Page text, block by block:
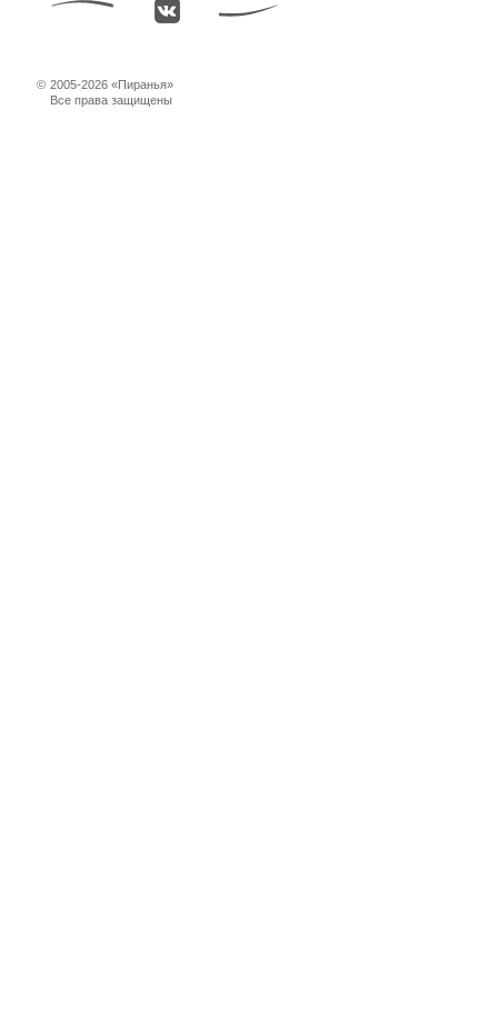
© 2005-2026 «Пиранья»
Все права защищены